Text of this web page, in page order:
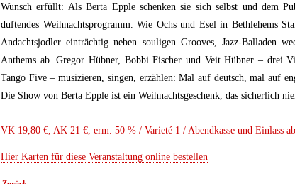
Wunsch erfüllt: Als Berta Epple schenken sie sich selbst und dem
duftendes Weihnachtsprogramm. Wie Ochs und Esel in Bethlehems
Andachtsjodler einträchtig neben souligen Grooves, Jazz-Balladen
Anthems ab. Gregor Hübner, Bobbi Fischer und Veit Hübner – drei
Tango Five – musizieren, singen, erzählen: Mal auf deutsch, mal auf
Die Show von Berta Epple ist ein Weihnachtsgeschenk, das sicherlich
VK 19,80 €, AK 21 €, erm. 50 % / Varieté 1 / Abendkasse und Einlass
Hier Karten für diese Veranstaltung online bestellen